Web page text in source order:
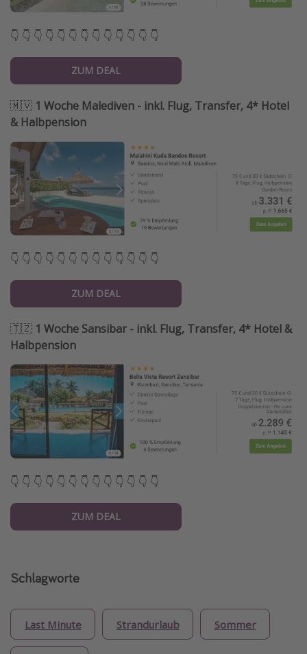
👇 👇 👇 👇 👇 👇 👇 👇 👇 👇 👇 👇 👇
ZUM DEAL
🇲🇻 1 Woche Malediven - inkl. Flug, Transfer, 4* Hotel
& Halbpension
👇 👇 👇 👇 👇 👇 👇 👇 👇 👇 👇 👇 👇
ZUM DEAL
🇹🇿 1 Woche Sansibar - inkl. Flug, Transfer, 4* Hotel &
Halbpension
👇 👇 👇 👇 👇 👇 👇 👇 👇 👇 👇 👇 👇
ZUM DEAL
Schlagworte
Last Minute Strandurlaub Sommer